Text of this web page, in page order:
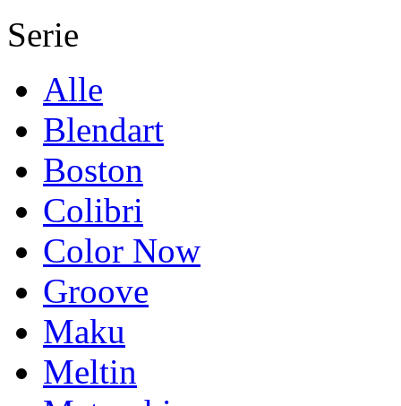
Serie
Alle
Blendart
Boston
Colibri
Color Now
Groove
Maku
Meltin